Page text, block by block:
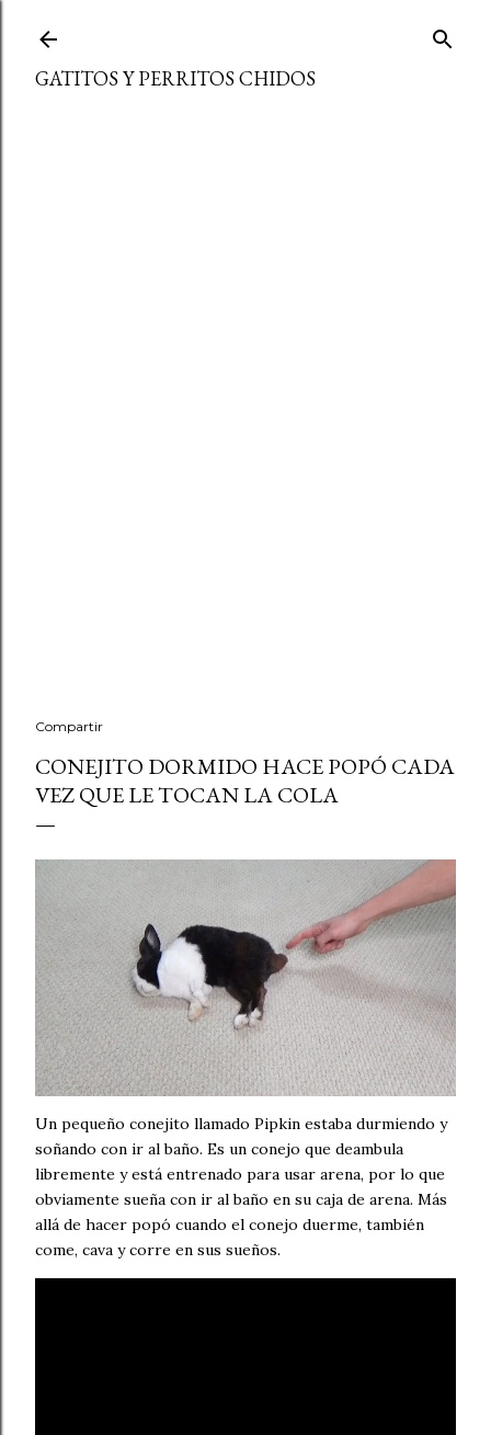
GATITOS Y PERRITOS CHIDOS
Compartir
CONEJITO DORMIDO HACE POPÓ CADA
VEZ QUE LE TOCAN LA COLA
Un pequeño conejito llamado Pipkin estaba durmiendo y
soñando con ir al baño. Es un conejo que deambula
libremente y está entrenado para usar arena, por lo que
obviamente sueña con ir al baño en su caja de arena. Más
allá de hacer popó cuando el conejo duerme, también
come, cava y corre en sus sueños.